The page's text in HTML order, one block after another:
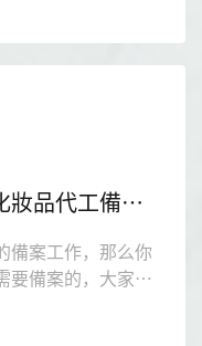
化妝品代工需要備案嗎？化妝品代工備案流程是什么？
備案工作，那么你
要備案的，大家看
生物來告訴大